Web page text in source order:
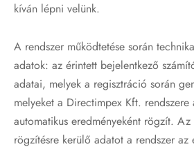
kíván lépni velünk.
A rendszer működtetése során
adatok: az érintett bejelentkező
adatai, melyek a regisztráció során
melyeket a Directimpex Kft.
automatikus eredményeként rögzít. Az
rögzítésre kerülő adatot a rendszer az